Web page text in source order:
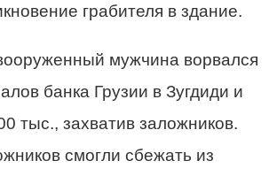
грабителя в здание.
мужчина ворвался
банка Грузии в Зугдиди и
тыс., захватив заложников.
смогли сбежать из